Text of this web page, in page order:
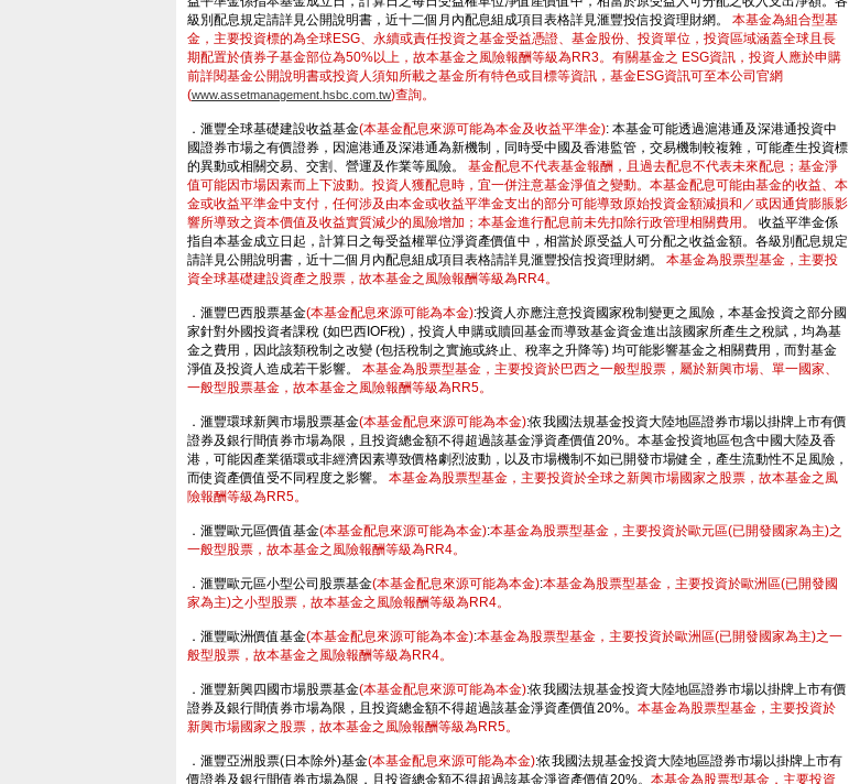
級別配息規定請詳見公開說明書，近十二個月內配息組成項目表格詳見滙豐投信投資理財網。 本基金為組合型基
金，主要投資標的為全球ESG、永續或責任投資之基金受益憑證、基金股份、投資單位，投資區域涵蓋全球且長
期配置於債券子基金部位為50%以上，故本基金之風險報酬等級為RR3。有關基金之 ESG資訊，投資人應於申購
前詳閱基金公開說明書或投資人須知所載之基金所有特色或目標等資訊，基金ESG資訊可至本公司官網
(www.assetmanagement.hsbc.com.tw)查詢。
．滙豐全球基礎建設收益基金(本基金配息來源可能為本金及收益平準金): 本基金可能透過滬港通及深港通投資中
國證券市場之有價證券，因滬港通及深港通為新機制，同時受中國及香港監管，交易機制較複雜，可能產生投資標
的異動或相關交易、交割、營運及作業等風險。 基金配息不代表基金報酬，且過去配息不代表未來配息；基金淨
值可能因市場因素而上下波動。投資人獲配息時，宜一併注意基金淨值之變動。本基金配息可能由基金的收益、本
金或收益平準金中支付，任何涉及由本金或收益平準金支出的部分可能導致原始投資金額減損和／或因通貨膨脹影
響所導致之資本價值及收益實質減少的風險增加；本基金進行配息前未先扣除行政管理相關費用。
收益平準金係
指自本基金成立日起，計算日之每受益權單位淨資產價值中，相當於原受益人可分配之收益金額。各級別配息規定
請詳見公開說明書，近十二個月內配息組成項目表格請詳見滙豐投信投資理財網。 本基金為股票型基金，主要投
資全球基礎建設資產之股票，故本基金之風險報酬等級為RR4。
．滙豐巴西股票基金(本基金配息來源可能為本金):投資人亦應注意投資國家稅制變更之風險，本基金投資之部分國
家針對外國投資者課稅 (如巴西IOF稅)，投資人申購或贖回基金而導致基金資金進出該國家所產生之稅賦，均為基
金之費用，因此該類稅制之改變 (包括稅制之實施或終止、稅率之升降等) 均可能影響基金之相關費用，而對基金
淨值及投資人造成若干影響。 本基金為股票型基金，主要投資於巴西之一般型股票，屬於新興市場、單一國家、
一般型股票基金，故本基金之風險報酬等級為RR5。
．滙豐環球新興市場股票基金(本基金配息來源可能為本金):依我國法規基金投資大陸地區證券市場以掛牌上市有價
證券及銀行間債券市場為限，且投資總金額不得超過該基金淨資產價值20%。本基金投資地區包含中國大陸及香
港，可能因產業循環或非經濟因素導致價格劇烈波動，以及市場機制不如已開發市場健全，產生流動性不足風險，
而使資產價值受不同程度之影響。 本基金為股票型基金，主要投資於全球之新興市場國家之股票，故本基金之風
險報酬等級為RR5。
．滙豐歐元區價值基金(本基金配息來源可能為本金):本基金為股票型基金，主要投資於歐元區(已開發國家為主)之
一般型股票，故本基金之風險報酬等級為RR4。
．滙豐歐元區小型公司股票基金(本基金配息來源可能為本金):本基金為股票型基金，主要投資於歐洲區(已開發國
家為主)之小型股票，故本基金之風險報酬等級為RR4。
．滙豐歐洲價值基金(本基金配息來源可能為本金):本基金為股票型基金，主要投資於歐洲區(已開發國家為主)之一
般型股票，故本基金之風險報酬等級為RR4。
．滙豐新興四國市場股票基金(本基金配息來源可能為本金):依我國法規基金投資大陸地區證券市場以掛牌上市有價
證券及銀行間債券市場為限，且投資總金額不得超過該基金淨資產價值20%。 本基金為股票型基金，主要投資於
新興市場國家之股票，故本基金之風險報酬等級為RR5。
．滙豐亞洲股票(日本除外)基金(本基金配息來源可能為本金):依我國法規基金投資大陸地區證券市場以掛牌上市有
價證券及銀行間債券市場為限，且投資總金額不得超過該基金淨資產價值20%。 本基金為股票型基金，主要投資